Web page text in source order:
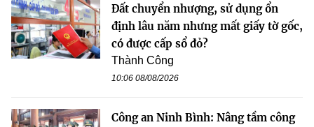
Đất chuyển nhượng, sử dụng ổn
định lâu năm nhưng mất giấy tờ gốc,
có được cấp sổ đỏ?
Thành Công
10:06 08/08/2026
Công an Ninh Bình: Nâng tầm công